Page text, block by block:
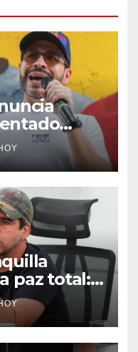
de
paz total:
bandidos»